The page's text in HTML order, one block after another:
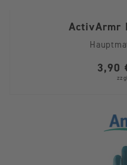
ActivArmr
3,90